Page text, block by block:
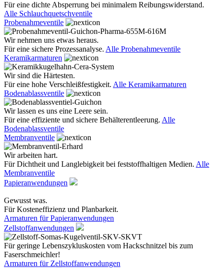
Für eine dichte Absperrung bei minimalem Reibungswiderstand.
Alle Schlauchquetschventile
Probenahmeventile
Wir nehmen uns etwas heraus.
Für eine sichere Prozessanalyse. Alle Probenahmeventile
Keramikarmaturen
Wir sind die Härtesten.
Für eine hohe Verschleißfestigkeit. Alle Keramikarmaturen
Bodenablassventile
Wir lassen es uns eine Leere sein.
Für eine effiziente und sichere Behälterentleerung. Alle
Bodenablassventile
Membranventile
Wir arbeiten hart.
Für Dichtheit und Langlebigkeit bei feststoffhaltigen Medien. Alle
Membranventile
Papieranwendungen
Gewusst was.
Für Kosteneffizienz und Planbarkeit.
Armaturen für Papieranwendungen
Zellstoffanwendungen
Für geringe Lebenszykluskosten vom Hackschnitzel bis zum
Faserschmeichler!
Armaturen für Zellstoffanwendungen